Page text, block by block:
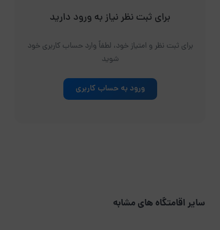
برای ثبت نظر نیاز به ورود دارید
برای ثبت نظر و امتیاز خود، لطفاً وارد حساب کاربری خود
شوید
ورود به حساب کاربری
سایر اقامتگاه های مشابه